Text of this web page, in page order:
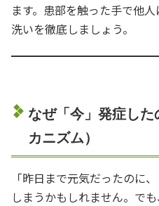
ます。患部を触った手で他
洗いを徹底しましょう。
なぜ「今」発症した
カニズム）
「昨日まで元気だったのに
しまうかもしれません。で